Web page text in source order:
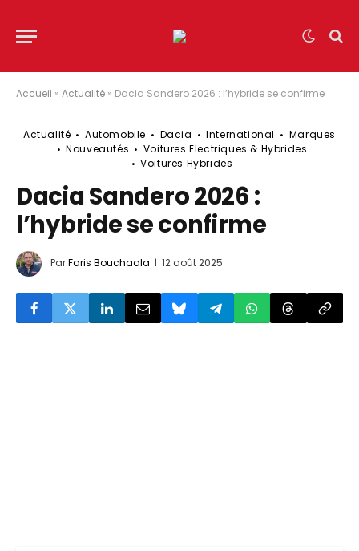
Accueil » Actualité » Dacia Sandero 2026 : l’hybride se confirme
Actualité Automobile Dacia International
Marques
Nouveautés
Voitures Electriques & Hybrides
Voitures Hybrides
Dacia Sandero 2026 :
l’hybride se confirme
ParFaris Bouchaala 12 août 2025